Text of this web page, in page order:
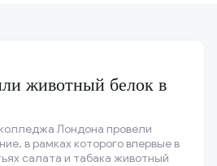
животный белок в
Лондона провели
в рамках которого впервые в
салата и табака животный